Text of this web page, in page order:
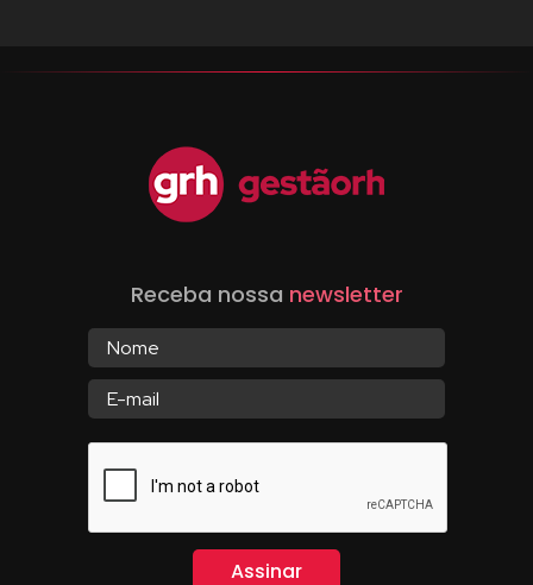
Receba nossa newsletter